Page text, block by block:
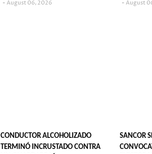
August 06, 2026
August
CONDUCTOR ALCOHOLIZADO
TERMINÓ INCRUSTADO CONTRA
SANCOR